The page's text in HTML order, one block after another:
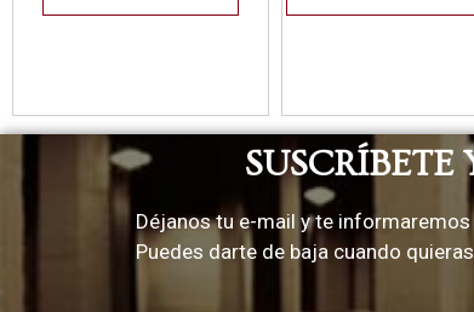
Déjanos tu e-mail y te
Puedes darte de baja cuando